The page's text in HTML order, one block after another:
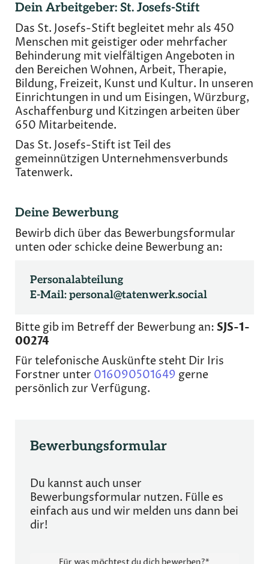
Dein Arbeitgeber: St. Josefs-Stift
Das St. Josefs-Stift begleitet mehr als 450
Menschen mit geistiger oder mehrfacher
Behinderung mit vielfältigen Angeboten in
den Bereichen Wohnen, Arbeit, Therapie,
Bildung, Freizeit, Kunst und Kultur. In unseren
Einrichtungen in und um Eisingen, Würzburg,
Aschaffenburg und Kitzingen arbeiten über
650 Mitarbeitende.
Das St. Josefs-Stift ist Teil des
gemeinnützigen Unternehmensverbunds
Tatenwerk.
Deine Bewerbung
Bewirb dich über das Bewerbungsformular
unten oder schicke deine Bewerbung an:
Personalabteilung
E-Mail:personal@tatenwerk.social
Bitte gib im Betreff der Bewerbung an: SJS-1-
00274
Für telefonische Auskünfte steht Dir Iris
Forstner unter 016090501649 gerne
persönlich zur Verfügung.
Bewerbungsformular
Du kannst auch unser
Bewerbungsformular nutzen. Fülle es
einfach aus und wir melden uns dann bei
dir!